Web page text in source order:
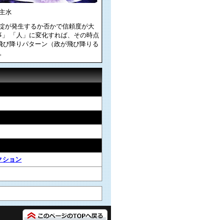
水
発生するか否かで信頼度が大
「人」に変化すれば、その時点
降りパターン（政が飛び降りる
ション